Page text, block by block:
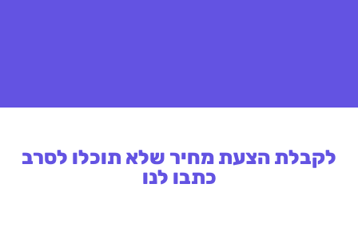
לקבלת הצעת מחיר שלא תוכלו לסרב
כתבו לנו